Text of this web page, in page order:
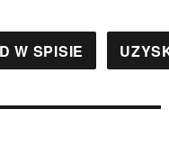
W SPISIE